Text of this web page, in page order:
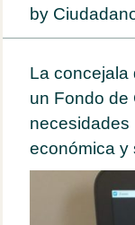
by
La concejala
un Fondo de
necesidades
económica y